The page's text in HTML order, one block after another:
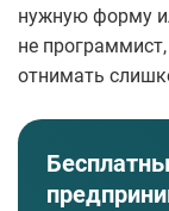
нужную форму
не
отнимать